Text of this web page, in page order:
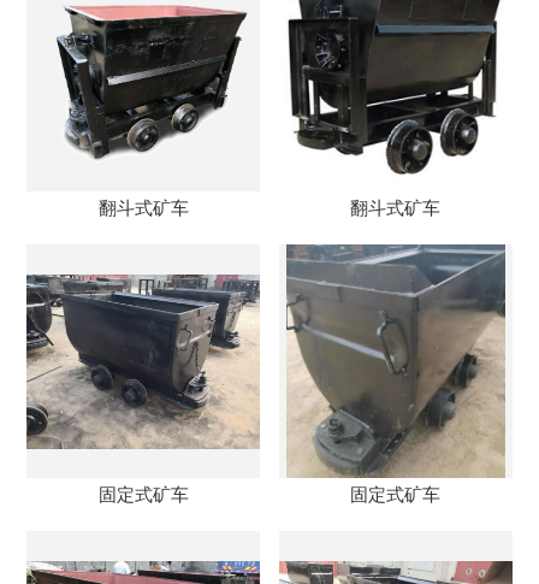
翻斗式矿车 翻斗式矿车
固定式矿车 固定式矿车